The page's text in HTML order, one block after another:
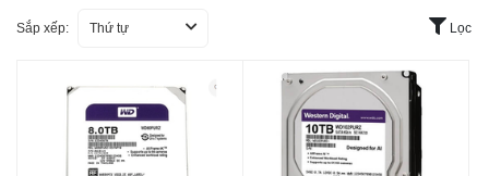
Sắp xếp: Thứ tự Lọc